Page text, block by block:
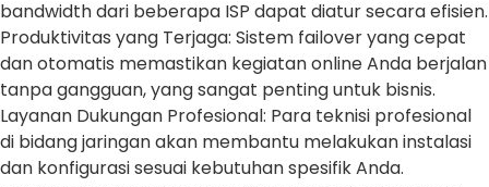
bandwidth dari beberapa ISP dapat diatur secara efisien.
Produktivitas yang Terjaga: Sistem failover yang cepat
dan otomatis memastikan kegiatan online Anda berjalan
tanpa gangguan, yang sangat penting untuk bisnis.
Layanan Dukungan Profesional: Para teknisi profesional
di bidang jaringan akan membantu melakukan instalasi
dan konfigurasi sesuai kebutuhan spesifik Anda.